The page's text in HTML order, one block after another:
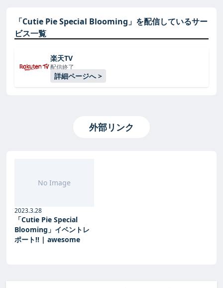
「Cutie Pie Special Blooming」を配信しているサー
ビス一覧
楽天TV
配信終了
詳細ページへ >
外部リンク
No Image
2023.3.28
「Cutie Pie Special
Blooming」イベントレ
ポート!! | awesome